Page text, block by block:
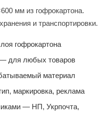
мм из гофрокартона.
и транспортировки.
гофрокартона
для любых товаров
материал
маркировка, реклама
— НП, Укрпочта,